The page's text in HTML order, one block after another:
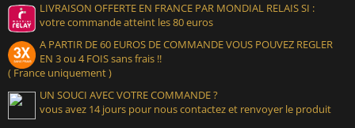
LIVRAISON OFFERTE EN FRANCE PAR MONDIAL RELAIS SI :
votre commande atteint les 80 euros
A PARTIR DE 60 EUROS DE COMMANDE VOUS POUVEZ REGLER
EN 3 ou 4 FOIS sans frais !!
( France uniquement )
UN SOUCI AVEC VOTRE COMMANDE ?
vous avez 14 jours pour nous contactez et renvoyer le produit